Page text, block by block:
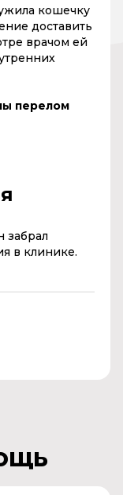
кошечку
доставить
врачом ей
перелом
забрал
в клинике.